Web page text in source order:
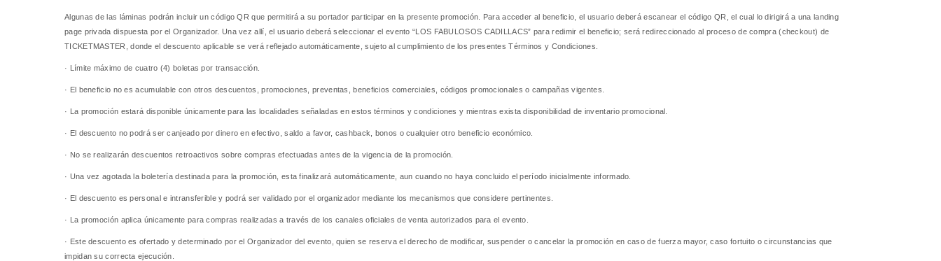
Algunas de las láminas podrán incluir un código QR que permitirá a su portador participar en la presente promoción. Para acceder al beneficio, el usuario deberá escanear el código QR, el cual lo dirigirá a una landing
page privada dispuesta por el Organizador. Una vez allí, el usuario deberá seleccionar el evento “LOS FABULOSOS CADILLACS” para redimir el beneficio; será redireccionado al proceso de compra (checkout) de
TICKETMASTER, donde el descuento aplicable se verá reflejado automáticamente, sujeto al cumplimiento de los presentes Términos y Condiciones.
· Límite máximo de cuatro (4) boletas por transacción.
· El beneficio no es acumulable con otros descuentos, promociones, preventas, beneficios comerciales, códigos promocionales o campañas vigentes.
· La promoción estará disponible únicamente para las localidades señaladas en estos términos y condiciones y mientras exista disponibilidad de inventario promocional.
· El descuento no podrá ser canjeado por dinero en efectivo, saldo a favor, cashback, bonos o cualquier otro beneficio económico.
· No se realizarán descuentos retroactivos sobre compras efectuadas antes de la vigencia de la promoción.
· Una vez agotada la boletería destinada para la promoción, esta finalizará automáticamente, aun cuando no haya concluido el período inicialmente informado.
· El descuento es personal e intransferible y podrá ser validado por el organizador mediante los mecanismos que considere pertinentes.
· La promoción aplica únicamente para compras realizadas a través de los canales oficiales de venta autorizados para el evento.
· Este descuento es ofertado y determinado por el Organizador del evento, quien se reserva el derecho de modificar, suspender o cancelar la promoción en caso de fuerza mayor, caso fortuito o circunstancias que
impidan su correcta ejecución.